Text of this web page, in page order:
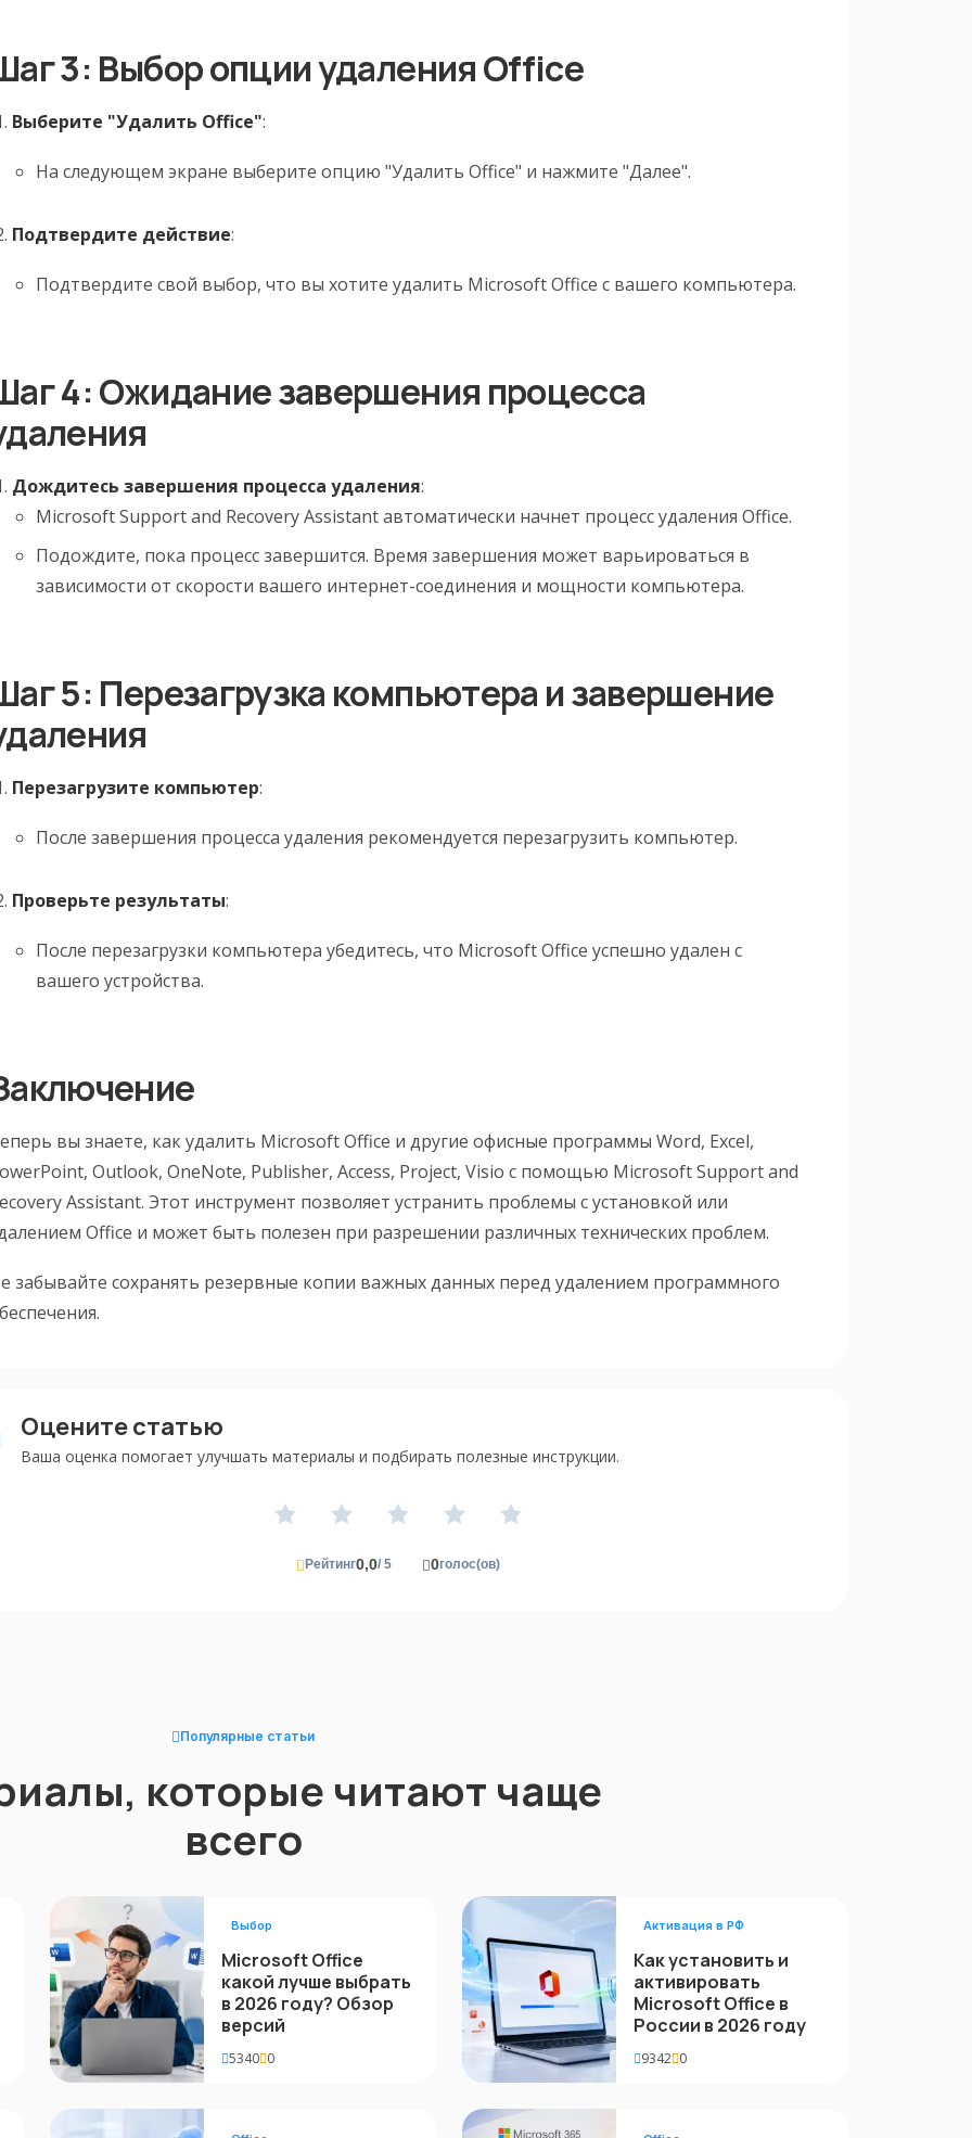
3: Выбор опции удаления Office
Выберите "Удалить Office":
На следующем экране выберите опцию "Удалить Office" и нажмите "Далее".
Подтвердите действие:
Подтвердите свой выбор, что вы хотите удалить Microsoft Office с вашего компьютера.
4: Ожидание завершения процесса
Дождитесь завершения процесса удаления:
Microsoft Support and Recovery Assistant автоматически начнет процесс удаления Office.
Подождите, пока процесс завершится. Время завершения может варьироваться в
зависимости от скорости вашего интернет-соединения и мощности компьютера.
5: Перезагрузка компьютера и завершение
Перезагрузите компьютер:
После завершения процесса удаления рекомендуется перезагрузить компьютер.
Проверьте результаты:
После перезагрузки компьютера убедитесь, что Microsoft Office успешно удален с
вашего устройства.
вы знаете, как удалить Microsoft Office и другие офисные программы Word, Excel,
Outlook, OneNote, Publisher, Access, Project, Visio с помощью Microsoft Support and
Assistant. Этот инструмент позволяет устранить проблемы с установкой или
Office и может быть полезен при разрешении различных технических проблем.
забывайте сохранять резервные копии важных данных перед удалением программного
Оцените статью
Ваша оценка помогает улучшать материалы и подбирать полезные инструкции.
Рейтинг0,0/ 5 0голос(ов)
Популярные статьи
которые читают чаще
всего
Выбор
Microsoft Office
какой лучше выбрать
в 2026 году? Обзор
версий
5340 0
Активация в РФ
Как установить и
активировать
Microsoft Office в
России в 2026 году
9342 0